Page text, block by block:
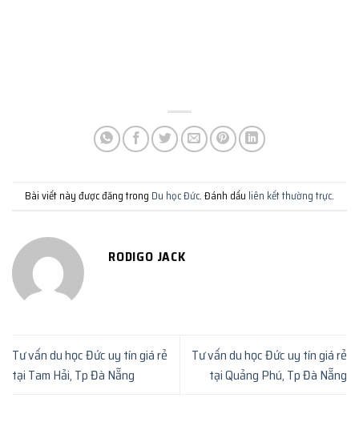
Bài viết này được đăng trong Du học Đức. Đánh dấu liên kết thường trực.
RODIGO JACK
Tư vấn du học Đức uy tín giá rẻ
tại Tam Hải, Tp Đà Nẵng
Tư vấn du học Đức uy tín giá rẻ
tại Quảng Phú, Tp Đà Nẵng